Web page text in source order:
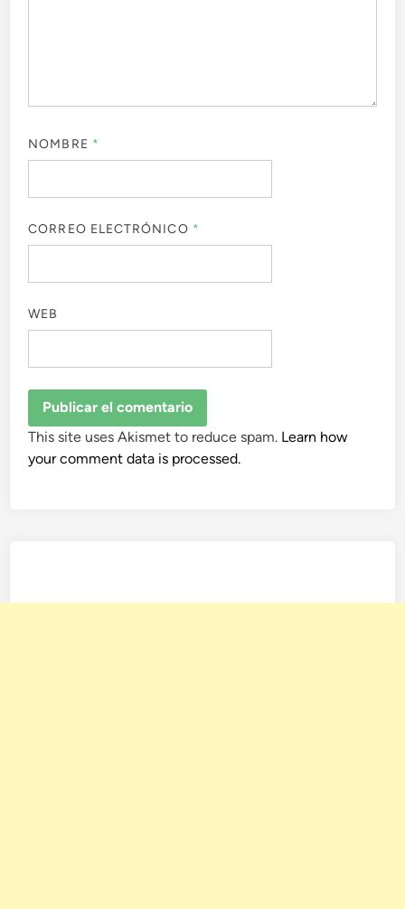
NOMBRE *
CORREO ELECTRÓNICO *
WEB
This site uses Akismet to reduce spam. Learn how
your comment data is processed.